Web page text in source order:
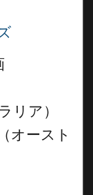
リア）
（オースト